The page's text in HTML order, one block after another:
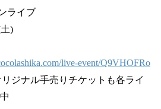
ライブ
)
live-event/Q9VHOFRo
ジナル手売りチケットも各ライ